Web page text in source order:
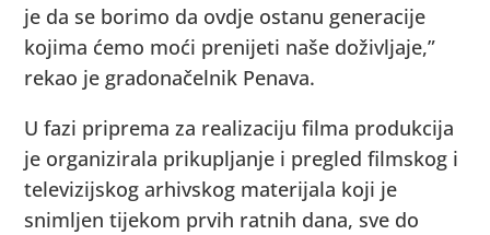
je da se borimo da ovdje ostanu generacije
kojima ćemo moći prenijeti naše doživljaje,”
rekao je gradonačelnik Penava.
U fazi priprema za realizaciju filma produkcija
je organizirala prikupljanje i pregled filmskog i
televizijskog arhivskog materijala koji je
snimljen tijekom prvih ratnih dana, sve do